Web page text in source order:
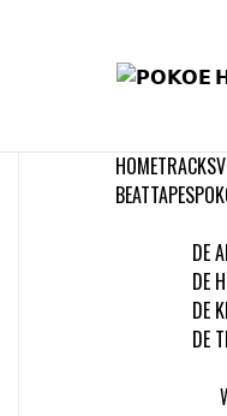
HOMETRACKS
BEATTAPES
DE
DE
DE
DE